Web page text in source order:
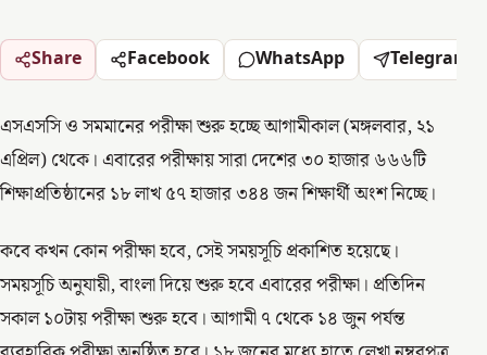
Share Facebook WhatsApp Telegram
এসএসসি ও সমমানের পরীক্ষা শুরু হচ্ছে আগামীকাল (মঙ্গলবার, ২১
এপ্রিল) থেকে। এবারের পরীক্ষায় সারা দেশের ৩০ হাজার ৬৬৬টি
শিক্ষাপ্রতিষ্ঠানের ১৮ লাখ ৫৭ হাজার ৩৪৪ জন শিক্ষার্থী অংশ নিচ্ছে।
কবে কখন কোন পরীক্ষা হবে, সেই সময়সূচি প্রকাশিত হয়েছে।
সময়সূচি অনুযায়ী, বাংলা দিয়ে শুরু হবে এবারের পরীক্ষা। প্রতিদিন
সকাল ১০টায় পরীক্ষা শুরু হবে। আগামী ৭ থেকে ১৪ জুন পর্যন্ত